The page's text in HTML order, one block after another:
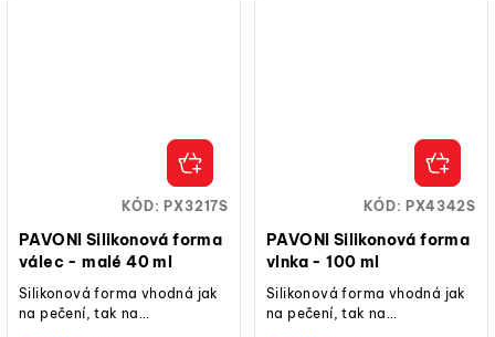
PAVONI Silikonová forma
válec - malé 40 ml
Silikonová forma vhodná jak
na pečení, tak na
KÓD: PX3217S
PAVONI Silikonová forma
vlnka - 100 ml
Silikonová forma vhodná jak
na pečení, tak na
KÓD: PX4342S